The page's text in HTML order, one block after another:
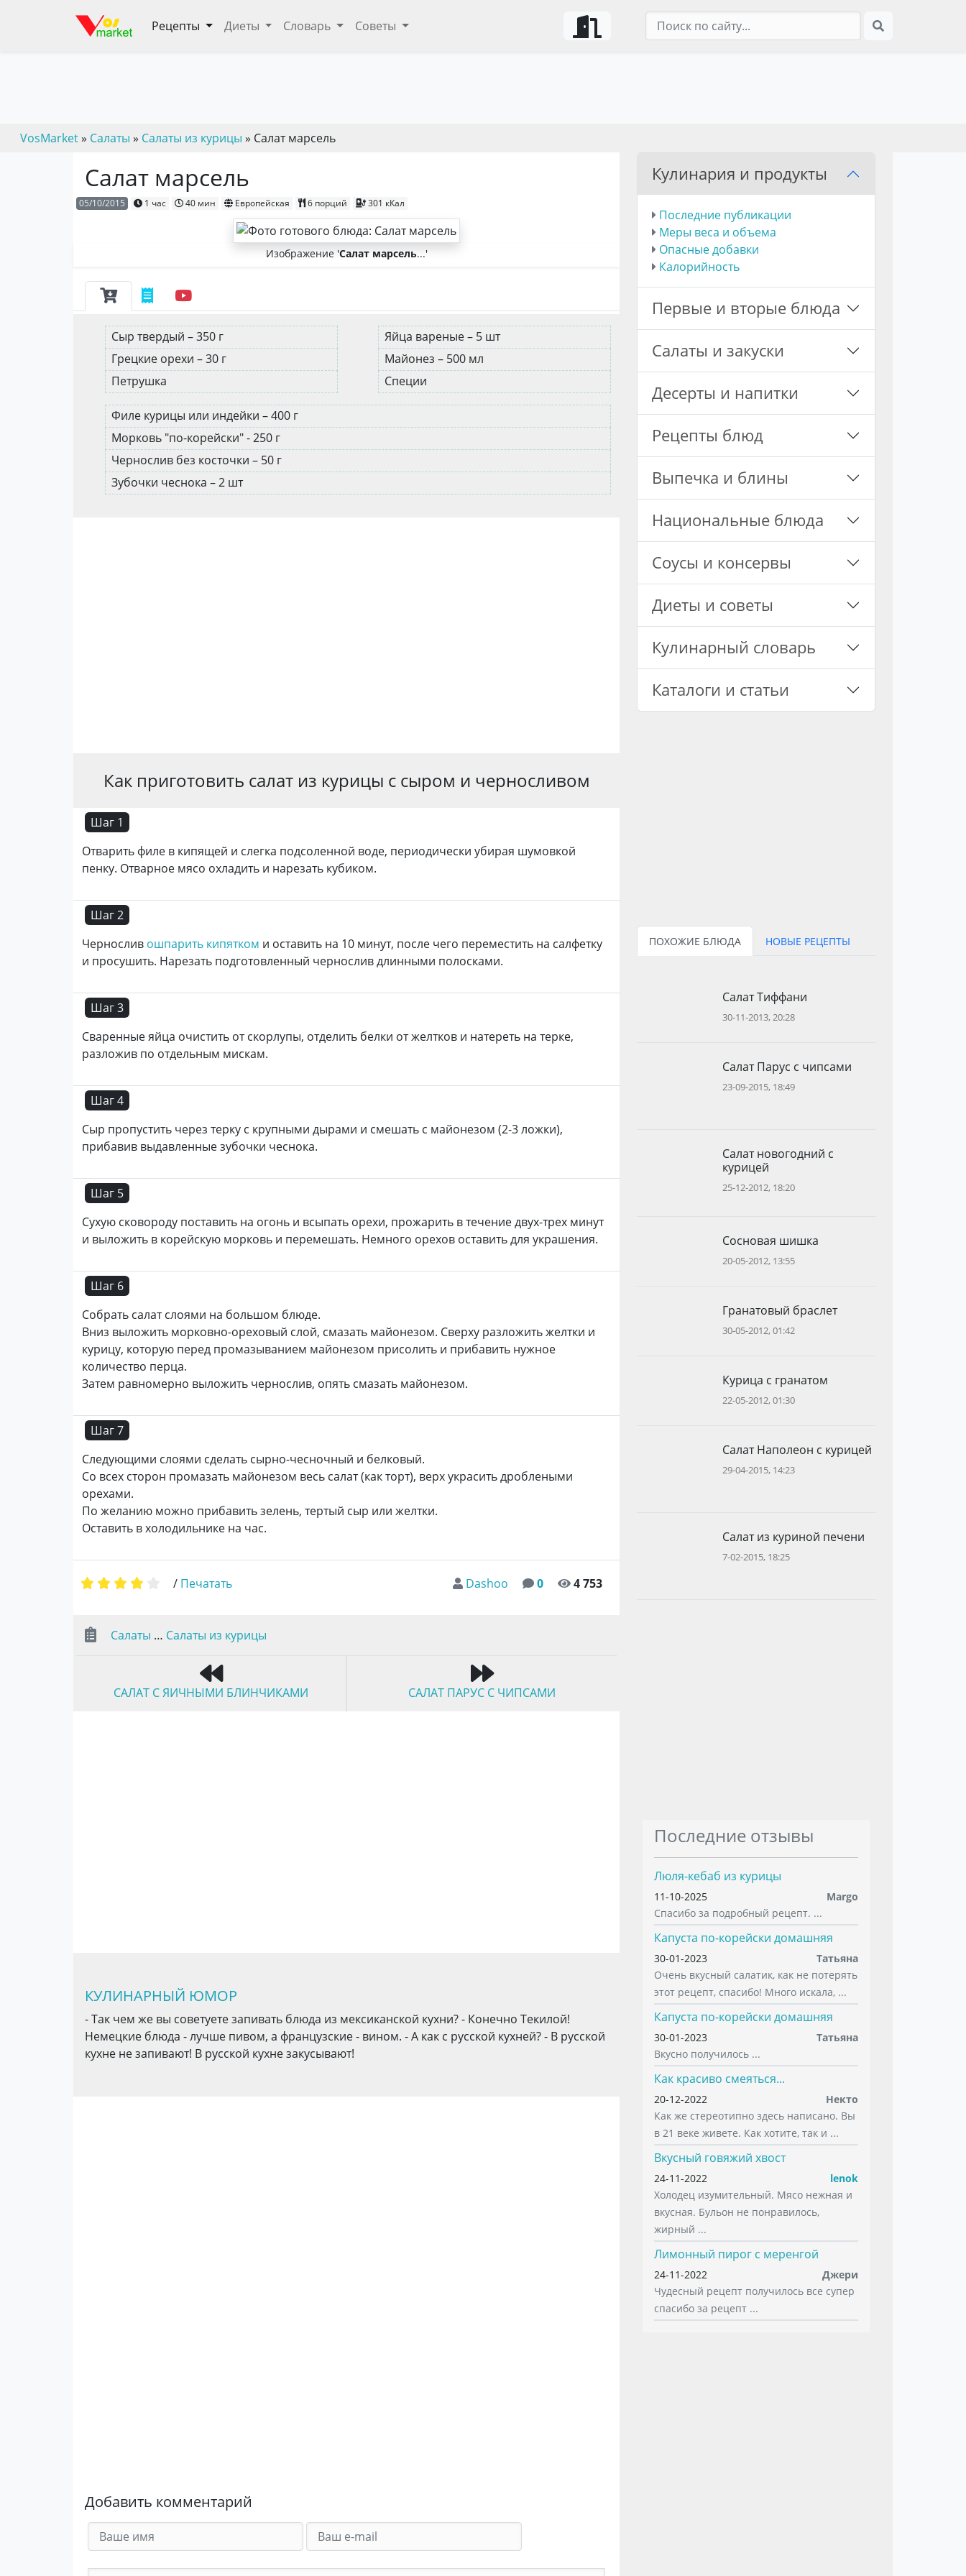
Рецепты Диеты Словарь Советы
VosMarket» Салаты » Салаты из курицы » Салат марсель
Салат марсель
05/10/2015 1 час 40 мин Европейская 6 порций 301 кКал
Изображение 'Салат марсель...'
Сыр твердый – 350 г
Грецкие орехи – 30 г
Петрушка
Яйца вареные – 5 шт
Майонез – 500 мл
Специи
Филе курицы или индейки – 400 г
Морковь "по-корейски" - 250 г
Чернослив без косточки – 50 г
Зубочки чеснока – 2 шт
Как приготовить салат из курицы с сыром и черносливом
Шаг 1
Отварить филе в кипящей и слегка подсоленной воде, периодически убирая шумовкой
пенку. Отварное мясо охладить и нарезать кубиком.
Шаг 2
Чернослив ошпарить кипятком и оставить на 10 минут, после чего переместить на салфетку
и просушить. Нарезать подготовленный чернослив длинными полосками.
Шаг 3
Сваренные яйца очистить от скорлупы, отделить белки от желтков и натереть на терке,
разложив по отдельным мискам.
Шаг 4
Сыр пропустить через терку с крупными дырами и смешать с майонезом (2-3 ложки),
прибавив выдавленные зубочки чеснока.
Шаг 5
Сухую сковороду поставить на огонь и всыпать орехи, прожарить в течение двух-трех минут
и выложить в корейскую морковь и перемешать. Немного орехов оставить для украшения.
Шаг 6
Собрать салат слоями на большом блюде.
Вниз выложить морковно-ореховый слой, смазать майонезом. Сверху разложить желтки и
курицу, которую перед промазыванием майонезом присолить и прибавить нужное
количество перца.
Затем равномерно выложить чернослив, опять смазать майонезом.
Шаг 7
Следующими слоями сделать сырно-чесночный и белковый.
Со всех сторон промазать майонезом весь салат (как торт), верх украсить дроблеными
орехами.
По желанию можно прибавить зелень, тертый сыр или желтки.
Оставить в холодильнике на час.
Dashoo 0 4 753
/ Печатать
Салаты … Салаты из курицы
САЛАТ С ЯИЧНЫМИ БЛИНЧИКАМИ САЛАТ ПАРУС С ЧИПСАМИ
КУЛИНАРНЫЙ ЮМОР
- Так чем же вы советуете запивать блюда из мексиканской кухни? - Конечно Текилой!
Немецкие блюда - лучше пивом, а французские - вином. - А как с русской кухней? - В русской
кухне не запивают! В русской кухне закусывают!
Добавить комментарий
Кулинария и продукты
Последние публикации
Меры веса и объема
Опасные добавки
Калорийность
Первые и вторые блюда
Салаты и закуски
Десерты и напитки
Рецепты блюд
Выпечка и блины
Национальные блюда
Соусы и консервы
Диеты и советы
Кулинарный словарь
Каталоги и статьи
ПОХОЖИЕ БЛЮДА НОВЫЕ РЕЦЕПТЫ
Салат Тиффани
30-11-2013, 20:28
Салат Парус с чипсами
23-09-2015, 18:49
Салат новогодний с
курицей
25-12-2012, 18:20
Сосновая шишка
20-05-2012, 13:55
Гранатовый браслет
30-05-2012, 01:42
Курица с гранатом
22-05-2012, 01:30
Салат Наполеон с курицей
29-04-2015, 14:23
Салат из куриной печени
7-02-2015, 18:25
Последние отзывы
Люля-кебаб из курицы
11-10-2025
Margo
Спасибо за подробный рецепт. ...
Капуста по-корейски домашняя
30-01-2023
Татьяна
Очень вкусный салатик, как не потерять
этот рецепт, спасибо! Много искала, ...
Капуста по-корейски домашняя
30-01-2023
Татьяна
Вкусно получилось ...
Как красиво смеяться...
20-12-2022
Некто
Как же стереотипно здесь написано. Вы
в 21 веке живете. Как хотите, так и ...
Вкусный говяжий хвост
24-11-2022
lenok
Холодец изумительный. Мясо нежная и
вкусная. Бульон не понравилось,
жирный ...
Лимонный пирог с меренгой
24-11-2022
Джери
Чудесный рецепт получилось все супер
спасибо за рецепт ...